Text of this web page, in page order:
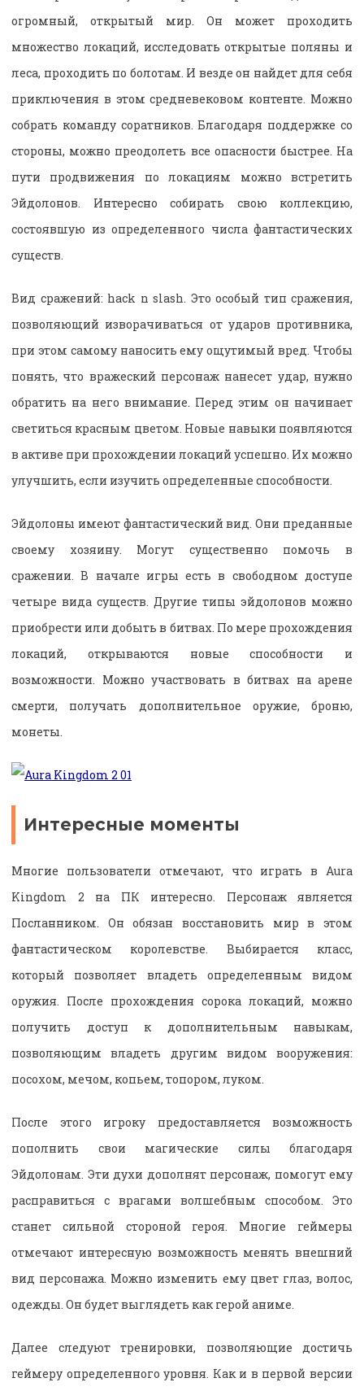
огромный, открытый мир. Он может проходить
множество локаций, исследовать открытые поляны и
леса, проходить по болотам. И везде он найдет для себя
приключения в этом средневековом контенте. Можно
собрать команду соратников. Благодаря поддержке со
стороны, можно преодолеть все опасности быстрее. На
пути продвижения по локациям можно встретить
Эйдолонов. Интересно собирать свою коллекцию,
состоявшую из определенного числа фантастических
существ.
Вид сражений: hack n slash. Это особый тип сражения,
позволяющий изворачиваться от ударов противника,
при этом самому наносить ему ощутимый вред. Чтобы
понять, что вражеский персонаж нанесет удар, нужно
обратить на него внимание. Перед этим он начинает
светиться красным цветом. Новые навыки появляются
в активе при прохождении локаций успешно. Их можно
улучшить, если изучить определенные способности.
Эйдолоны имеют фантастический вид. Они преданные
своему хозяину. Могут существенно помочь в
сражении. В начале игры есть в свободном доступе
четыре вида существ. Другие типы эйдолонов можно
приобрести или добыть в битвах. По мере прохождения
локаций, открываются новые способности и
возможности. Можно участвовать в битвах на арене
смерти, получать дополнительное оружие, броню,
монеты.
Интересные моменты
Многие пользователи отмечают, что играть в Aura
Kingdom 2 на ПК интересно. Персонаж является
Посланником. Он обязан восстановить мир в этом
фантастическом королевстве. Выбирается класс,
который позволяет владеть определенным видом
оружия. После прохождения сорока локаций, можно
получить доступ к дополнительным навыкам,
позволяющим владеть другим видом вооружения:
посохом, мечом, копьем, топором, луком.
После этого игроку предоставляется возможность
пополнить свои магические силы благодаря
Эйдолонам. Эти духи дополнят персонаж, помогут ему
расправиться с врагами волшебным способом. Это
станет сильной стороной героя. Многие геймеры
отмечают интересную возможность менять внешний
вид персонажа. Можно изменить ему цвет глаз, волос,
одежды. Он будет выглядеть как герой аниме.
Далее следуют тренировки, позволяющие достичь
геймеру определенного уровня. Как и в первой версии